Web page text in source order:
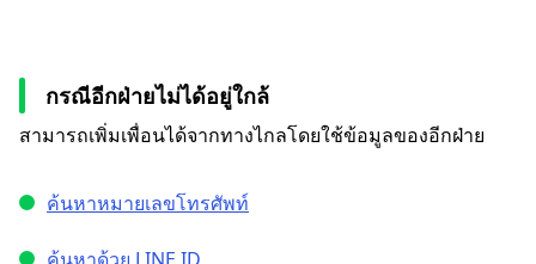
กรณีอีกฝ่ายไม่ได้อยู่ใกล้
สามารถเพิ่มเพื่อนได้จากทางไกลโดยใช้ข้อมูลของอีกฝ่าย
ค้นหาหมายเลขโทรศัพท์